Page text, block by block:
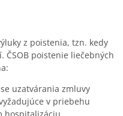
z poistenia, tzn. kedy
ČSOB poistenie liečebných
uzatvárania zmluvy
v priebehu